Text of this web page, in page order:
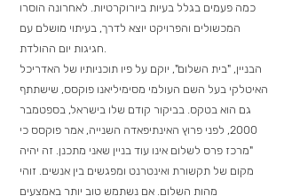
כמה פעמים בגלל בעיות ביורוקרטיות. לאחרונה הוסרו
המכשולים והפרויקט יוצא לדרך, בעיתוי מושלם עם
חגיגות יום ההולדת.
הבניין, "בית השלום", יוקם על פיו תוכניותיו של האדריכל
האיטלקי בעל השם העולמי מסימיליאנו פוקסס, שישתתף
גם הוא בטקס. בביקור קודם שלו בישראל, בספטמבר
2000, לפני פרוץ האינתיפאדה השנייה, אמר פוקסס כי
"מרכז פרס לשלום אינו עוד בניין שאני מתכנן. זה יהיה
מקום של תקשורת ואינטרנט ומפגשים בין אנשים. זוהי
מהות השלום. אם נשתמש טוב יותר באמצעים